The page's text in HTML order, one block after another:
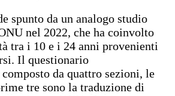
spunto da un analogo studio
nel 2022, che ha coinvolto
tra i 10 e i 24 anni provenienti
Il questionario
da quattro sezioni, le
tre sono la traduzione di